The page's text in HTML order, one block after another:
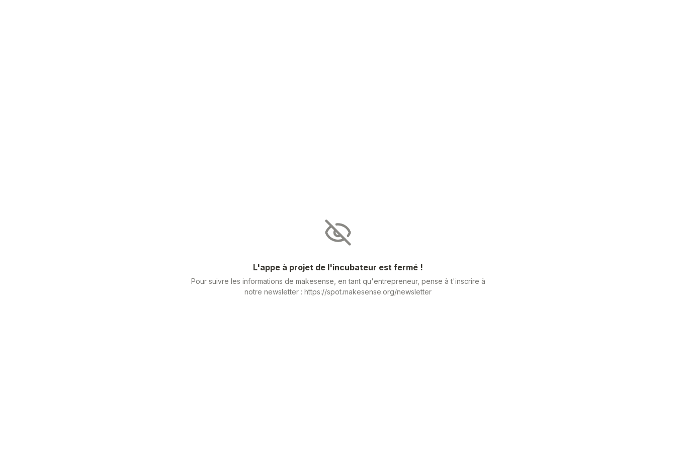
L'appe à projet de l'incubateur est fermé !
Pour suivre les informations de makesense, en tant qu'entrepreneur, pense à t'inscrire à
notre newsletter : https://spot.makesense.org/newsletter